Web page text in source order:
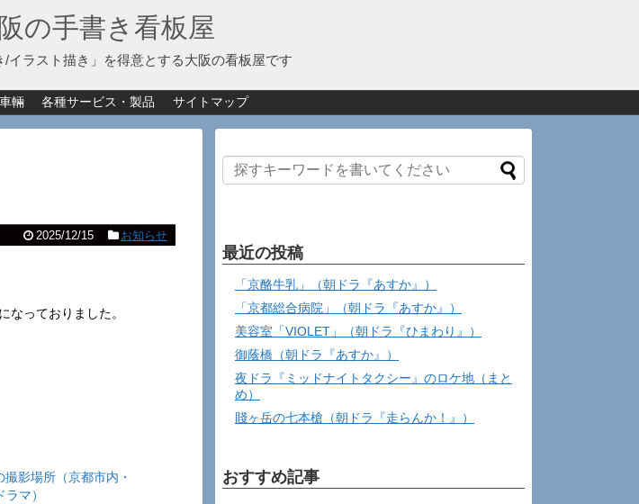
の手書き看板屋
/イラスト描き」を得意とする大阪の看板屋です
輛 各種サービス・製品 サイトマップ
2025/12/15 お知らせ
なっておりました。
撮影場所（京都市内・
ラマ）
最近の投稿
「京酪牛乳」（朝ドラ『あすか』）
「京都総合病院」（朝ドラ『あすか』）
美容室「VIOLET」（朝ドラ『ひまわり』）
御蔭橋（朝ドラ『あすか』）
夜ドラ『ミッドナイトタクシー』のロケ地（まと
め）
賤ヶ岳の七本槍（朝ドラ『走らんか！』）
おすすめ記事